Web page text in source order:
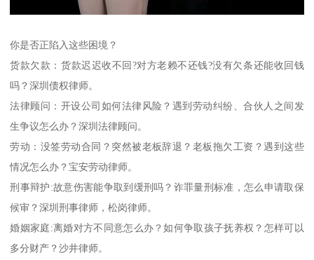
你是否正陷入这些困境？
货款欠款：货款迟迟收不回?对方老赖不还钱?没有欠条还能收回钱
吗？深圳债权律师。
法律顾问：开设公司如何法律风险？遇到劳动纠纷、合伙人之间发
生争议怎么办？深圳法律顾问。
劳动：没签劳动合同？突然被老板辞退？老板拖欠工资？遇到这些
情况怎么办？宝安劳动律师。
刑事辩护:故意伤害能争取到缓刑吗？诈罪量刑标准，怎么申请取保
候审？深圳刑事律师，松岗律师。
婚姻家庭:离婚对方不同意怎么办？如何争取孩子抚养权？怎样可以
多分财产？沙井律师。